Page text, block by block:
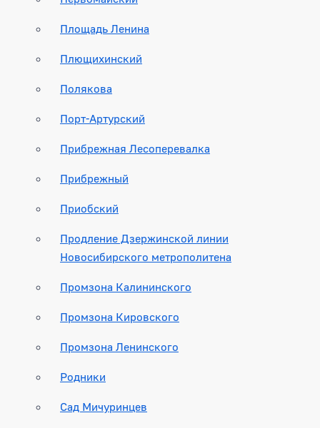
Площадь Ленина
Плющихинский
Полякова
Порт-Артурский
Прибрежная Лесоперевалка
Прибрежный
Приобский
Продление Дзержинской линии
Новосибирского метрополитена
Промзона Калининского
Промзона Кировского
Промзона Ленинского
Родники
Сад Мичуринцев